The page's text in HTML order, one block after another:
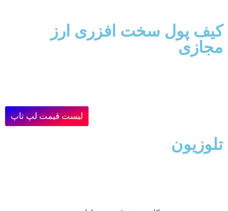
کیف پول سخت افزری ارز
مجازی
لیست قیمت لپ تاپ
تلوزیون